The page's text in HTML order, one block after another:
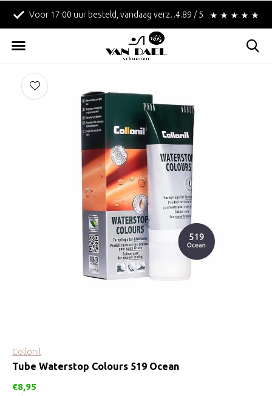
Voor 17:00 uur besteld, vandaag verzonden! Betaal achteraf met
4.89 / 5
Collonil
Tube Waterstop Colours 519 Ocean
€8,95